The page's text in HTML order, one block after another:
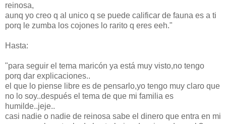
reinosa,
aunq yo creo q al unico q se puede calificar de fauna es a ti
porq le zumba los cojones lo rarito q eres eeh."
Hasta:
"para seguir el tema maricón ya está muy visto,no tengo
porq dar explicaciones..
el que lo piense libre es de pensarlo,yo tengo muy claro que
no lo soy..después el tema de que mi familia es
humilde..jeje..
casi nadie o nadie de reinosa sabe el dinero que entra en mi